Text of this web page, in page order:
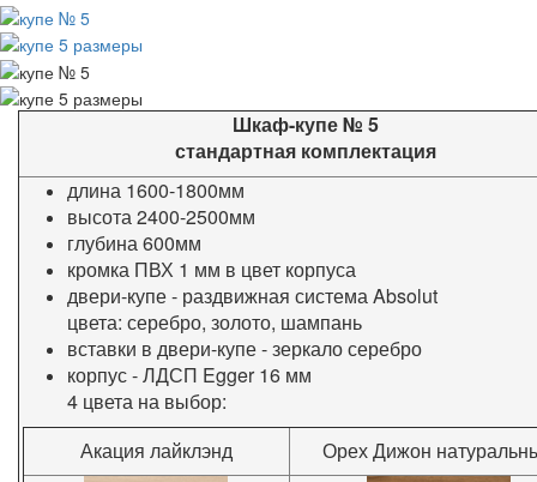
Шкаф-купе № 5
стандартная комплектация
длина 1600-1800мм
высота 2400-2500мм
глубина 600мм
кромка ПВХ 1 мм в цвет корпуса
двери-купе - раздвижная система Absolut
цвета: серебро, золото, шампань
вставки в двери-купе - зеркало серебро
корпус - ЛДСП Egger 16 мм
4 цвета на выбор:
Акация лайклэнд
Орех Дижон